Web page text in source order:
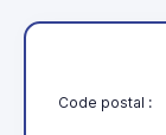
Code postal :